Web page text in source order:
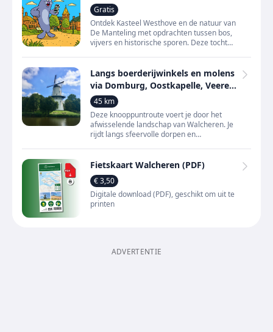
Gratis
Ontdek Kasteel Westhove en de natuur van
De Manteling met opdrachten tussen bos,
vijvers en historische sporen. Deze tocht
Langs boerderijwinkels en molens
via Domburg, Oostkapelle, Veere
en Middelburg
45 km
Deze knooppuntroute voert je door het
afwisselende landschap van Walcheren. Je
rijdt langs sfeervolle dorpen en
Fietskaart Walcheren (PDF)
€ 3,50
Digitale download (PDF), geschikt om uit te
printen
ADVERTENTIE